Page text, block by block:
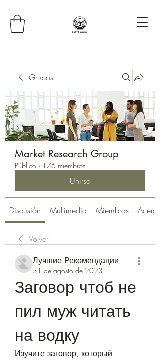
Grupos
Market Research Group
Público · 176 miembros
Unirse
Discusión Multimedia Miembros Acerca
Volver
Лучшие Рекомендации!
31 de agosto de 2023
Заговор чтоб не
пил муж читать
на водку
Изучите заговор, который